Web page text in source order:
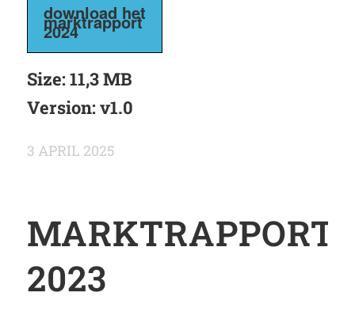
download het
marktrapport
2024
Size: 11,3 MB
Version: v1.0
3 APRIL 2025
MARKTRAPPORT
2023